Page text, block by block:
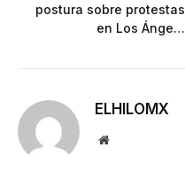
postura sobre protestas
en Los Ánge…
ELHILOMX
Website